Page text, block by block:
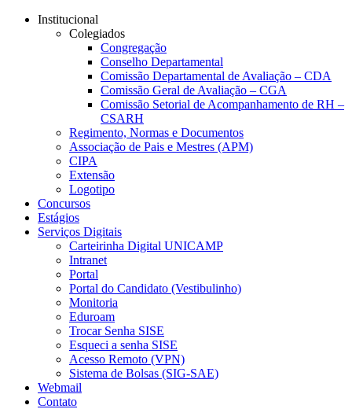
Conteúdo principal
Institucional
Colegiados
Congregação
Conselho Departamental
Comissão Departamental de Avaliação – CDA
Comissão Geral de Avaliação – CGA
Comissão Setorial de Acompanhamento de RH –
CSARH
Regimento, Normas e Documentos
Associação de Pais e Mestres (APM)
CIPA
Extensão
Logotipo
Concursos
Estágios
Serviços Digitais
Carteirinha Digital UNICAMP
Intranet
Portal
Portal do Candidato (Vestibulinho)
Monitoria
Eduroam
Trocar Senha SISE
Esqueci a senha SISE
Acesso Remoto (VPN)
Sistema de Bolsas (SIG-SAE)
Webmail
Contato